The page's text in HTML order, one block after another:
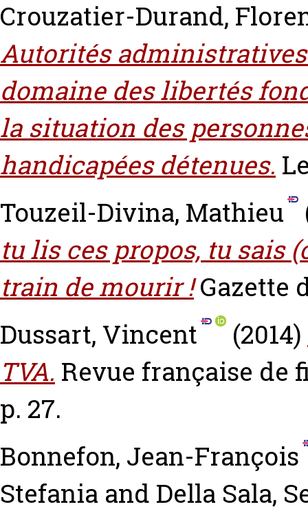
Crouzatier-Durand,
Autorités
domaine des libertés
la situation des
handicapées détenues.
Touzeil-Divina, Mathieu
tu lis ces propos, tu sais
train de mourir ! Gazette
Dussart, Vincent
(2014)
TVA. Revue française de
p. 27.
Bonnefon, Jean-François
Stefania and Della Sala,